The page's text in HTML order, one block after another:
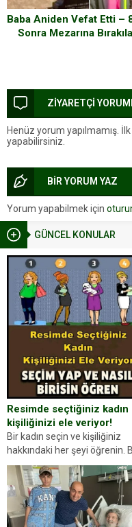
GÜNCEL KONULAR
Resimde seçtiğiniz kadın
kişiliğinizi ele veriyor!
Bir kadın seçin ve kişiliğiniz
hakkındaki her şeyi öğrenin.
kez karşınıza oldukça farklı
kişilik testiyle çıkıyoruz.
gördüğünüz kadın
dikkatinizi en...
Baba Aniden Vefat Etti –
Sonra Mezarına
ZİYARETÇİ
Henüz yorum yapılmamış.
yapabilirsiniz.
BİR YORUM YAZ
Yorum yapabilmek için